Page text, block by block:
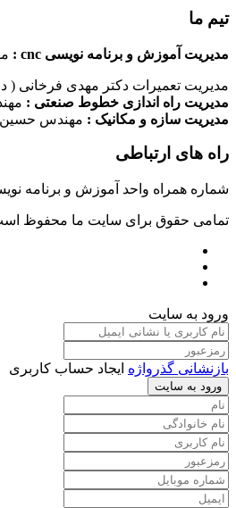
تیم ما
مدیریت آموزش و برنامه نویسی cnc :
مدیریت تعمیرات دکتر مهدی فرخانی (
مدیریت راه اندازی خطوط صنعتی :
مدیریت سازه و مکانیک : مهندس حسین
راه های ارتباطی
شماره همراه واحد آموزش و برنامه نویسی ماشین های سی ان سی : ۰۹۱۲۴۰۹۶۱۷۹ شماره همراه واحد راه
تمامی حقوق برای سایت ما محفوظ
ورود به سایت
بازنشانی گذرواژه ایجاد حساب کاربری
ورود به سایت